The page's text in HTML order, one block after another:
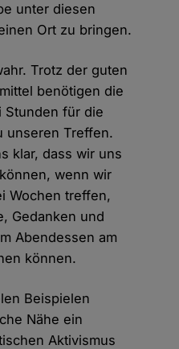
unter diesen
Ort zu bringen.
Trotz der guten
benötigen die
Stunden für die
unseren Treffen.
klar, dass wir uns
wenn wir
Wochen treffen,
Gedanken und
Abendessen am
können.
Beispielen
Nähe ein
Aktivismus